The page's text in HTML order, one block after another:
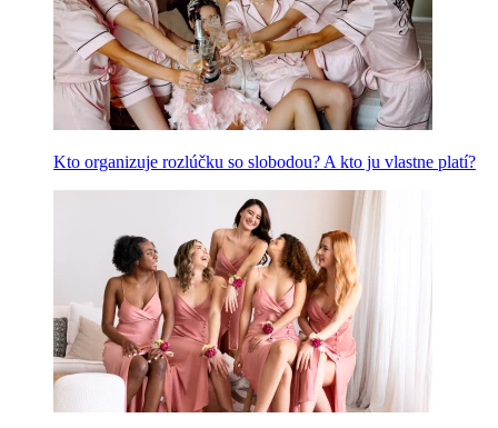
Kto organizuje rozlúčku so slobodou? A kto ju vlastne platí?